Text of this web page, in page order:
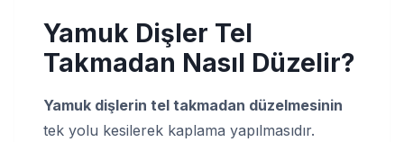
Yamuk Dişler Tel
Takmadan Nasıl Düzelir?
Yamuk dişlerin tel takmadan düzelmesinin
tek yolu kesilerek kaplama yapılmasıdır.